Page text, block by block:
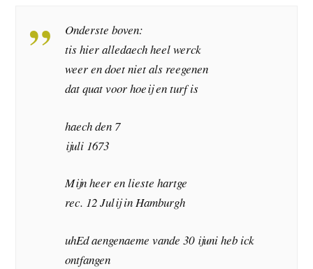
Onderste boven:
tis hier alledaech heel werck
weer en doet niet als reegenen
dat quat voor hoeij en turf is
haech den 7
ijuli 1673
Mijn heer en lieste hartge
rec. 12 Julij in Hamburgh
uhEd aengenaeme vande 30 ijuni heb ick
ontfangen